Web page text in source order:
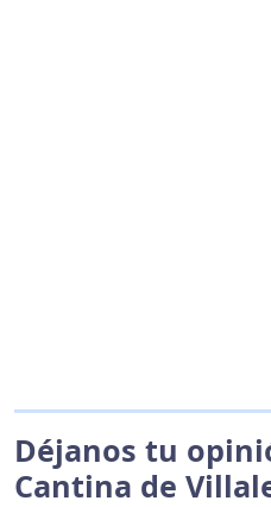
Déjanos tu
Cantina de